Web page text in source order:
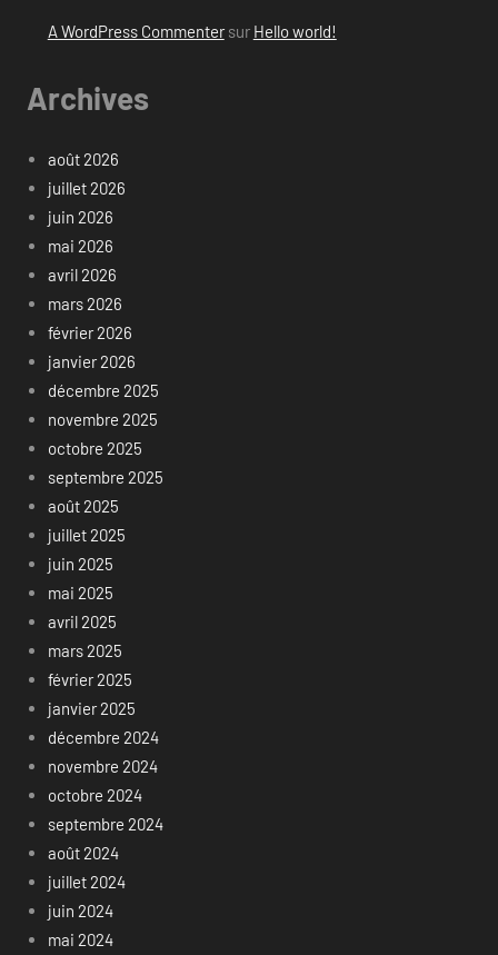
A WordPress Commentersur Hello world!
Archives
août 2026
juillet 2026
juin 2026
mai 2026
avril 2026
mars 2026
février 2026
janvier 2026
décembre 2025
novembre 2025
octobre 2025
septembre 2025
août 2025
juillet 2025
juin 2025
mai 2025
avril 2025
mars 2025
février 2025
janvier 2025
décembre 2024
novembre 2024
octobre 2024
septembre 2024
août 2024
juillet 2024
juin 2024
mai 2024